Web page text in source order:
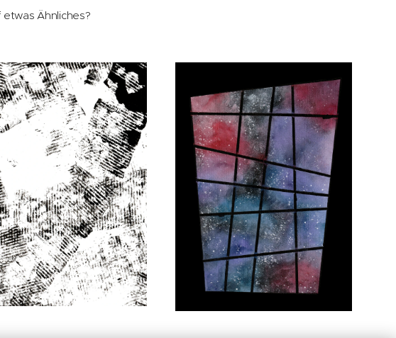
etwas Ähnliches?